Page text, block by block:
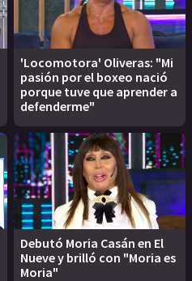
'Locomotora' Oliveras: "Mi
pasión por el boxeo nació
porque tuve que aprender a
defenderme"
Debutó Moria Casán en El
Nueve y brilló con "Moria es
Moria"